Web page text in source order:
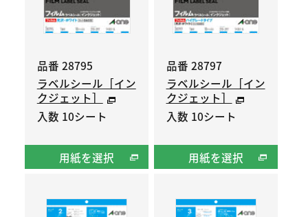
品番 28795
ラベルシール［イン
クジェット］
入数 10シート
用紙を選択
品番 28797
ラベルシール［イン
クジェット］
入数 10シート
用紙を選択